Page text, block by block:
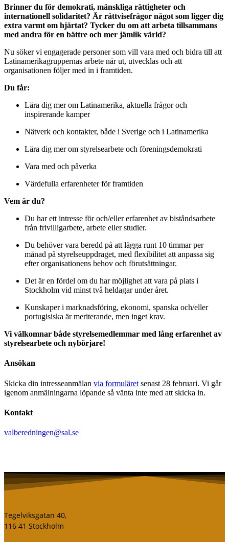
Brinner du för demokrati, mänskliga rättigheter och
internationell solidaritet? Är rättvisefrågor något som ligger dig
extra varmt om hjärtat? Tycker du om att arbeta tillsammans
med andra för en bättre och mer jämlik värld?
Nu söker vi engagerade personer som vill vara med och bidra till att
Latinamerikagruppernas arbete når ut, utvecklas och att
organisationen följer med in i framtiden.
Du får:
Lära dig mer om Latinamerika, aktuella frågor och
inspirerande kamper
Nätverk och kontakter, både i Sverige och i Latinamerika
Lära dig mer om styrelsearbete och föreningsdemokrati
Vara med och påverka
Värdefulla erfarenheter för framtiden
Vem är du?
Du har ett intresse för och/eller erfarenhet av biståndsarbete
från frivilligarbete, arbete eller studier.
Du behöver vara beredd på att lägga runt 10 timmar per
månad på styrelseuppdraget, med flexibilitet att anpassa sig
efter organisationens behov och förutsättningar.
Det är en fördel om du har möjlighet att vara på plats i
Stockholm vid minst två heldagar under året.
Kunskaper i marknadsföring, ekonomi, spanska och/eller
portugisiska är meriterande, men inget krav.
Vi välkomnar både styrelsemedlemmar med lång erfarenhet av
styrelsearbete och nybörjare!
Ansökan
Skicka din intresseanmälan via formuläret senast 28 februari. Vi går
igenom anmälningarna löpande så vänta inte med att skicka in.
Kontakt
valberedningen@sal.se
Tegelviksgatan 40,
116 41 Stockholm